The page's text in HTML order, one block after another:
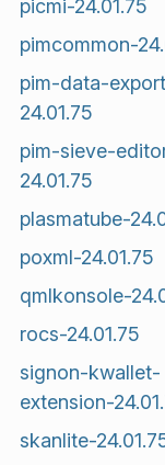
picmi-24.01.75
pimcommon-
pim-data-
24.01.75
pim-sieve-
24.01.75
plasmatube-
poxml-24.01.75
qmlkonsole-
rocs-24.01.75
signon-kwallet-
extension-
skanlite-